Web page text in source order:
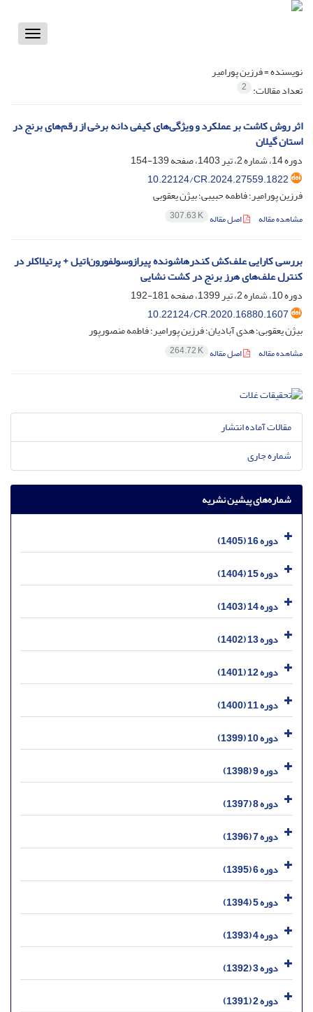
Toggle
نویسنده =فرزین پورامیر
تعداد مقالات: 2
اثر روش کاشت بر عملکرد و ویژگی‌های کیفی دانه برخی از رقم‌های برنج در
استان گیلان
دوره 14، شماره 2، تیر 1403، صفحه
139-154
10.22124/CR.2024.27559.1822
فرزین پورامیر؛ فاطمه حبیبی؛ بیژن یعقوبی
مشاهده مقاله اصل مقاله 307.63 K
بررسی کارایی علف‌کش کند‌رهاشونده پیرازوسولفورون‌اتیل + پرتیلاکلر در
کنترل علف‌های هرز برنج در کشت نشایی
دوره 10، شماره 2، تیر 1399، صفحه
181-192
10.22124/CR.2020.16880.1607
بیژن یعقوبی؛ هدی آبادیان؛ فرزین پورامیر؛ فاطمه منصورپور
مشاهده مقاله اصل مقاله 264.72 K
مقالات آماده انتشار
شماره جاری
شماره‌های پیشین نشریه
دوره 16 (1405)
دوره 15 (1404)
دوره 14 (1403)
دوره 13 (1402)
دوره 12 (1401)
دوره 11 (1400)
دوره 10 (1399)
دوره 9 (1398)
دوره 8 (1397)
دوره 7 (1396)
دوره 6 (1395)
دوره 5 (1394)
دوره 4 (1393)
دوره 3 (1392)
دوره 2 (1391)